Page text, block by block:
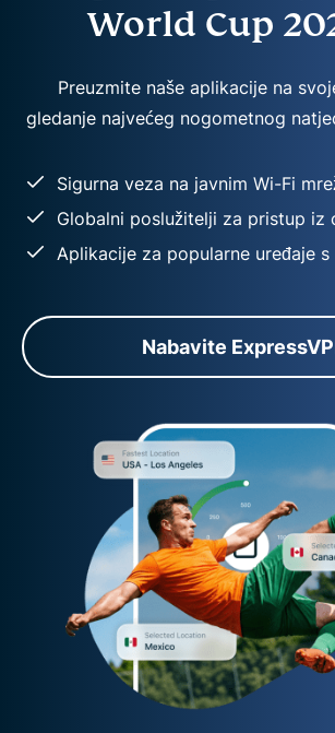
World Cup
Preuzmite naše aplikacije na
gledanje najvećeg nogometnog
Sigurna veza na javnim Wi-Fi
Globalni poslužitelji za pristup iz
Aplikacije za popularne uređaje
Nabavite